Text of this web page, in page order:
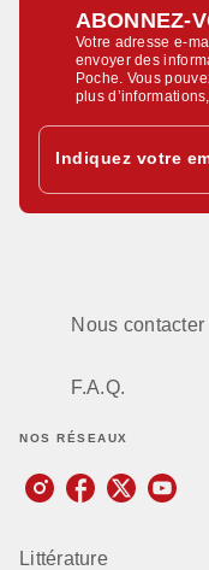
ABONNEZ-
Votre adresse e-
envoyer des
Poche. Vous
plus
Indiquez votre
Nous contacter
F.A.Q.
NOS RÉSEAUX
Littérature